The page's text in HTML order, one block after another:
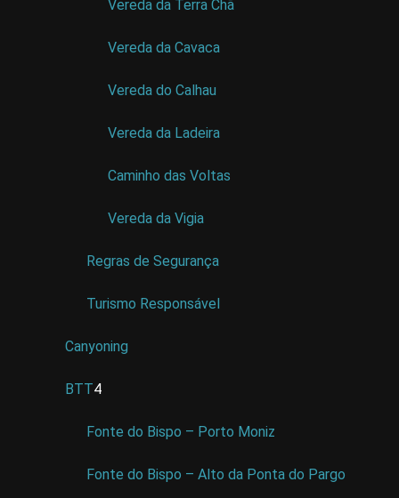
Vereda da Terra Chã
Vereda da Cavaca
Vereda do Calhau
Vereda da Ladeira
Caminho das Voltas
Vereda da Vigia
Regras de Segurança
Turismo Responsável
Canyoning
BTT4
Fonte do Bispo – Porto Moniz
Fonte do Bispo – Alto da Ponta do Pargo